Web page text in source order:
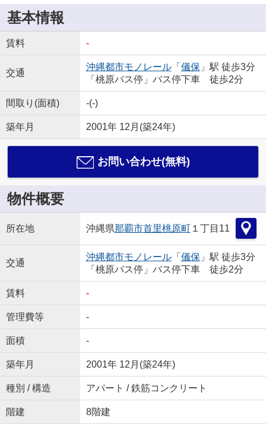
基本情報
賃料 -
交通
沖縄都市モノレール「 儀保 」駅 徒歩3分
「桃原バス停」バス停下車 徒歩2分
間取り(面積) -(-)
築年月 2001年 12月(築24年)
お問い合わせ(無料)
物件概要
所在地 沖縄県那覇市首里桃原町１丁目11
交通
沖縄都市モノレール「 儀保 」駅 徒歩3分
「桃原バス停」バス停下車 徒歩2分
賃料 -
管理費等 -
面積 -
築年月 2001年 12月(築24年)
種別 / 構造 アパート / 鉄筋コンクリート
階建 8階建